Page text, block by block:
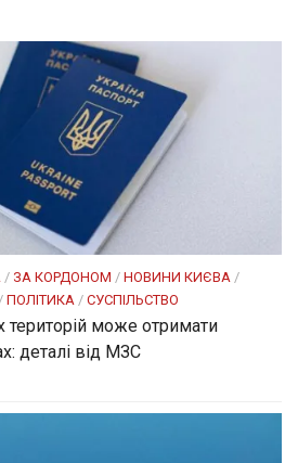
/ ЗА КОРДОНОМ / НОВИНИ КИЄВА /
ПОЛІТИКА / СУСПІЛЬСТВО
може отримати
деталі від МЗС